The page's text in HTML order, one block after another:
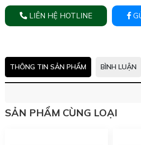
LIÊN HỆ HOTLINE
THÔNG TIN SẢN PHẨM BÌNH LUẬN
SẢN PHẨM CÙNG LOẠI